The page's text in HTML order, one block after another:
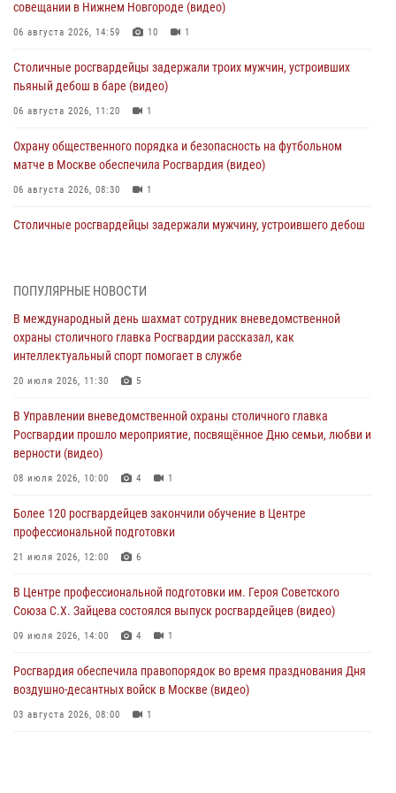
совещании в Нижнем Новгороде (видео)
06 августа 2026, 14:59 10 1
Столичные росгвардейцы задержали троих мужчин, устроивших
пьяный дебош в баре (видео)
06 августа 2026, 11:20 1
Охрану общественного порядка и безопасность на футбольном
матче в Москве обеспечила Росгвардия (видео)
06 августа 2026, 08:30 1
Столичные росгвардейцы задержали мужчину, устроившего дебош
футбольного матча Кубка России (Видео)
05 августа 2026, 12:35
Делегация МВД Республики Беларусь ознакомилась с передовыми
04 августа 2026, 18:16
В столичном главке Росгвардии завершился чемпионат по самбо и
боевому самбо. (видео)
Офицер Росгвардии стал гостем прямого эфира на «Радио Москвы»
и рассказал о работе дежурных частей
ПОПУЛЯРНЫЕ НОВОСТИ
В международный день шахмат сотрудник вневедомственной
охраны столичного главка Росгвардии рассказал, как
интеллектуальный спорт помогает в службе
20 июля 2026, 11:30 5
В Управлении вневедомственной охраны столичного главка
Росгвардии прошло мероприятие, посвящённое Дню семьи, любви и
верности (видео)
08 июля 2026, 10:00 4 1
Более 120 росгвардейцев закончили обучение в Центре
профессиональной подготовки
21 июля 2026, 12:00 6
В Центре профессиональной подготовки им. Героя Советского
Союза С.Х. Зайцева состоялся выпуск росгвардейцев (видео)
09 июля 2026, 14:00 4 1
Росгвардия обеспечила правопорядок во время празднования Дня
воздушно-десантных войск в Москве (видео)
03 августа 2026, 08:00 1